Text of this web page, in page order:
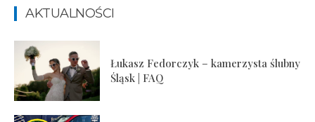
AKTUALNOŚCI
Łukasz Fedorczyk – kamerzysta ślubny
Śląsk | FAQ